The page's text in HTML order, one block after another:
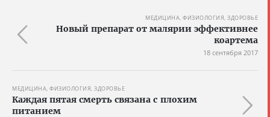
МЕДИЦИНА, ФИЗИОЛОГИЯ, ЗДОРОВЬЕ
Новый препарат от малярии эффективнее
коартема
18 сентября 2017
МЕДИЦИНА, ФИЗИОЛОГИЯ, ЗДОРОВЬЕ
Каждая пятая смерть связана с плохим
питанием